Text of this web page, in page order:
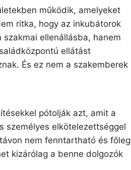
működik, amelyeket
ritka, hogy az inkubátorok
ellenállásba, hanem
ellátást
És ez nem a szakemberek
pótolják azt, amit a
személyes elkötelezettséggel
nem fenntartható és főleg
kizárólag a benne dolgozók